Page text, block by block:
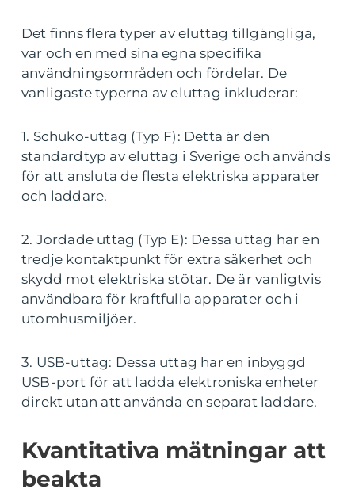
Det finns flera typer av eluttag tillgängliga,
var och en med sina egna specifika
användningsområden och fördelar. De
vanligaste typerna av eluttag inkluderar:
1. Schuko-uttag (Typ F): Detta är den
standardtyp av eluttag i Sverige och används
för att ansluta de flesta elektriska apparater
och laddare.
2. Jordade uttag (Typ E): Dessa uttag har en
tredje kontaktpunkt för extra säkerhet och
skydd mot elektriska stötar. De är vanligtvis
användbara för kraftfulla apparater och i
utomhusmiljöer.
3. USB-uttag: Dessa uttag har en inbyggd
USB-port för att ladda elektroniska enheter
direkt utan att använda en separat laddare.
Kvantitativa mätningar att
beakta